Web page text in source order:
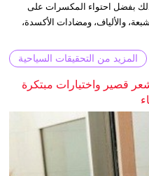
بفضل احتواء المكسرات على
والألياف، ومضادات الأكسدة،
المزيد من التحقيقات السياحية
قصير واختيارات مبتكرة